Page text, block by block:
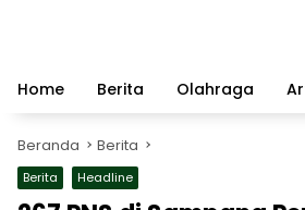
Home
Berita Olahraga
Beranda Berita
Berita Headline